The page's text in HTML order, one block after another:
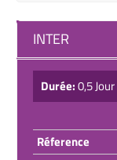
INTER
Durée:0,5 Jour
Réference